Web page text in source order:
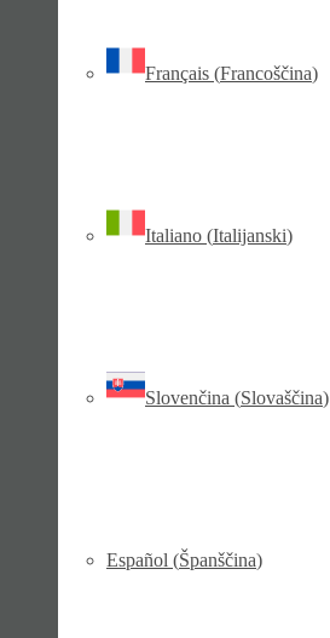
Français (Francoščina)
Italiano (Italijanski)
Slovenčina (Slovaščina)
Español (Španščina)